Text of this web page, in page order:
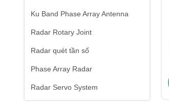
Ku Band Phase Array Antenna
Radar Rotary Joint
Radar quét tần số
Phase Array Radar
Radar Servo System